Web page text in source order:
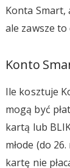
Konta Smart,
ale zawsze to
Konto
Ile kosztuje
mogą być
kartą lub
młode (do
kartę nie